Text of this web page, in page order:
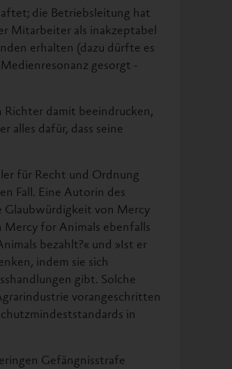
die Betriebsleitung hat
Mitarbeiter als inakzeptabel
erhalten (dazu dürfte es
gesorgt -
damit beeindrucken,
alles dafür, dass seine
für Recht und Ordnung
Fall. Eine Autorin des
Glaubwürdigkeit von Mercy
Mercy for Animals ebenfalls
bezahlt?« und »Ist er
indem sie sich
gibt. Solche
vorangeschritten
in
Gefängnisstrafe